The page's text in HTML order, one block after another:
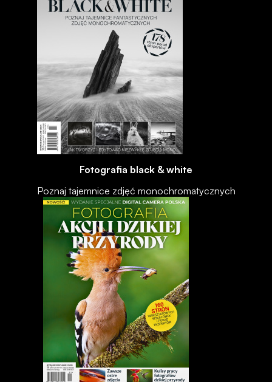
Fotografia black & white
Poznaj tajemnice zdjęć monochromatycznych